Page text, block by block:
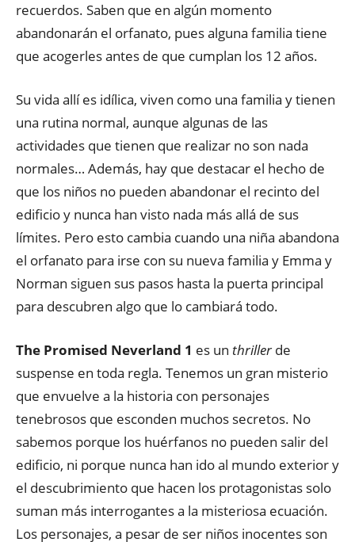
recuerdos. Saben que en algún momento
abandonarán el orfanato, pues alguna familia tiene
que acogerles antes de que cumplan los 12 años.
Su vida allí es idílica, viven como una familia y tienen
una rutina normal, aunque algunas de las
actividades que tienen que realizar no son nada
normales… Además, hay que destacar el hecho de
que los niños no pueden abandonar el recinto del
edificio y nunca han visto nada más allá de sus
límites. Pero esto cambia cuando una niña abandona
el orfanato para irse con su nueva familia y Emma y
Norman siguen sus pasos hasta la puerta principal
para descubren algo que lo cambiará todo.
The Promised Neverland 1 es un thrillerde
suspense en toda regla. Tenemos un gran misterio
que envuelve a la historia con personajes
tenebrosos que esconden muchos secretos. No
sabemos porque los huérfanos no pueden salir del
edificio, ni porque nunca han ido al mundo exterior y
el descubrimiento que hacen los protagonistas solo
suman más interrogantes a la misteriosa ecuación.
Los personajes, a pesar de ser niños inocentes son